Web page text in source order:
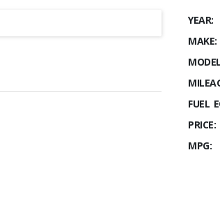
YEAR:
MAKE:
FUEL
PRICE:
MPG: